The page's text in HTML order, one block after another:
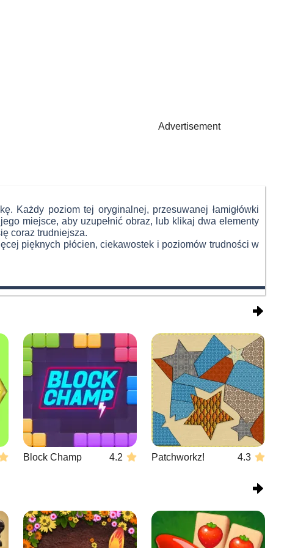
Advertisement
Każdy poziom tej oryginalnej, przesuwanej łamigłówki
miejsce, aby uzupełnić obraz, lub klikaj dwa elementy
coraz trudniejsza.
pięknych płócien, ciekawostek i poziomów trudności w
Block Champ 4.2 Patchworkz! 4.3